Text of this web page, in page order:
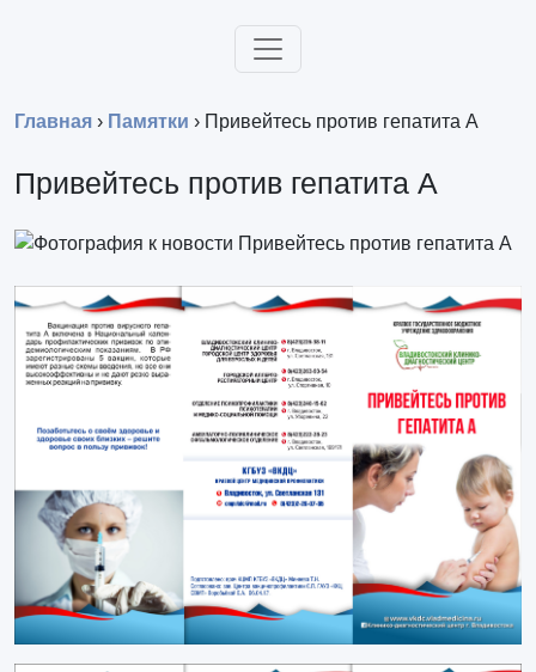
Главная › Памятки › Привейтесь против гепатита А
Привейтесь против гепатита А